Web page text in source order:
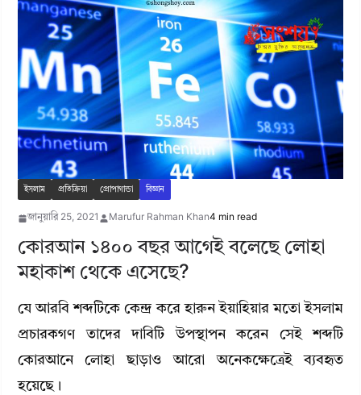
ইসলাম প্রতিক্রিয়া প্রোপাগান্ডা বিজ্ঞান
জানুয়ারি 25, 2021 Marufur Rahman Khan4 min read
কোরআন ১৪০০ বছর আগেই বলেছে লোহা
মহাকাশ থেকে এসেছে?
যে আরবি শব্দটিকে কেন্দ্র করে হারুন ইয়াহিয়ার মতো ইসলাম
প্রচারকগণ তাদের দাবিটি উপস্থাপন করেন সেই শব্দটি
কোরআনে লোহা ছাড়াও আরো অনেকক্ষেত্রেই ব্যবহৃত
হয়েছে।